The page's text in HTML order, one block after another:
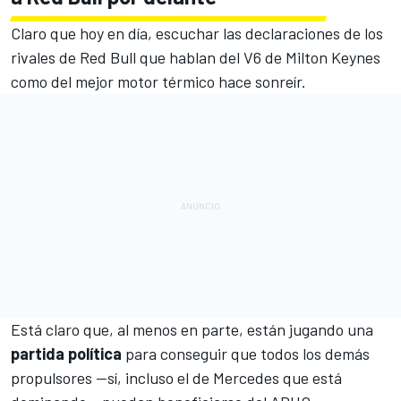
Claro que hoy en día, escuchar las declaraciones de los
rivales de Red Bull que hablan del V6 de Milton Keynes
como del mejor motor térmico hace sonreír.
Está claro que, al menos en parte, están jugando una
partida política para conseguir que todos los demás
propulsores —sí, incluso el de Mercedes que está